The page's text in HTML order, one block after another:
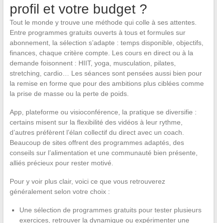
profil et votre budget ?
Tout le monde y trouve une méthode qui colle à ses attentes.
Entre programmes gratuits ouverts à tous et formules sur
abonnement, la sélection s’adapte : temps disponible, objectifs,
finances, chaque critère compte. Les cours en direct ou à la
demande foisonnent : HIIT, yoga, musculation, pilates,
stretching, cardio… Les séances sont pensées aussi bien pour
la remise en forme que pour des ambitions plus ciblées comme
la prise de masse ou la perte de poids.
App, plateforme ou visioconférence, la pratique se diversifie :
certains misent sur la flexibilité des vidéos à leur rythme,
d’autres préfèrent l’élan collectif du direct avec un coach.
Beaucoup de sites offrent des programmes adaptés, des
conseils sur l’alimentation et une communauté bien présente,
alliés précieux pour rester motivé.
Pour y voir plus clair, voici ce que vous retrouverez
généralement selon votre choix :
Une sélection de programmes gratuits pour tester plusieurs
exercices, retrouver la dynamique ou expérimenter une